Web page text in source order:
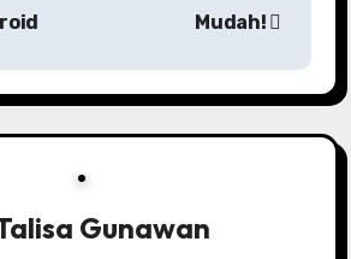
Mudah!
Gunawan